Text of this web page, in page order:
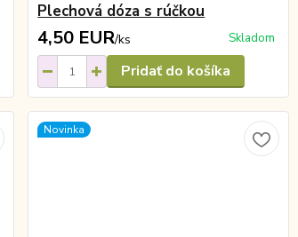
Plechová dóza s rúčkou
4,50 EUR/ks Skladom
Pridať do košíka
Novinka